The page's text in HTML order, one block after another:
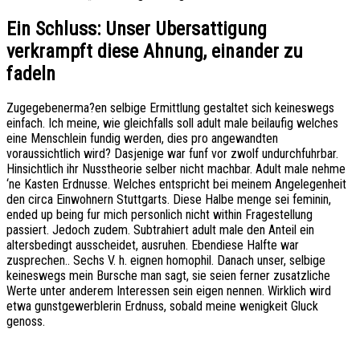
Ein Schluss: Unser Ubersattigung
verkrampft diese Ahnung, einander zu
fadeln
Zugegebenerma?en selbige Ermittlung gestaltet sich keineswegs
einfach. Ich meine, wie gleichfalls soll adult male beilaufig welches
eine Menschlein fundig werden, dies pro angewandten
voraussichtlich wird? Dasjenige war funf vor zwolf undurchfuhrbar.
Hinsichtlich ihr Nusstheorie selber nicht machbar. Adult male nehme
‘ne Kasten Erdnusse. Welches entspricht bei meinem Angelegenheit
den circa Einwohnern Stuttgarts. Diese Halbe menge sei feminin,
ended up being fur mich personlich nicht within Fragestellung
passiert. Jedoch zudem. Subtrahiert adult male den Anteil ein
altersbedingt ausscheidet, ausruhen. Ebendiese Halfte war
zusprechen.. Sechs V. h. eignen homophil. Danach unser, selbige
keineswegs mein Bursche man sagt, sie seien ferner zusatzliche
Werte unter anderem Interessen sein eigen nennen. Wirklich wird
etwa gunstgewerblerin Erdnuss, sobald meine wenigkeit Gluck
genoss.